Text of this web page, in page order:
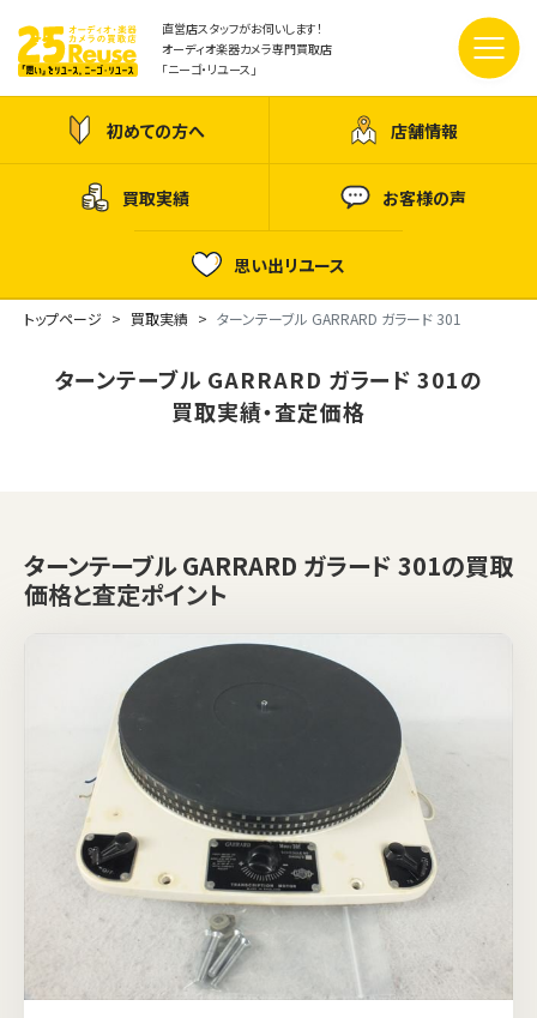
直営店スタッフがお伺いします！
オーディオ楽器カメラ専門買取店
「ニーゴ・リユース」
初めての方へ 店舗情報
買取実績 お客様の声
思い出リユース
トップページ 買取実績 ターンテーブル GARRARD ガラード 301
ターンテーブル GARRARD ガラード 301の
買取実績・査定価格
ターンテーブル GARRARD ガラード 301の買取
価格と査定ポイント